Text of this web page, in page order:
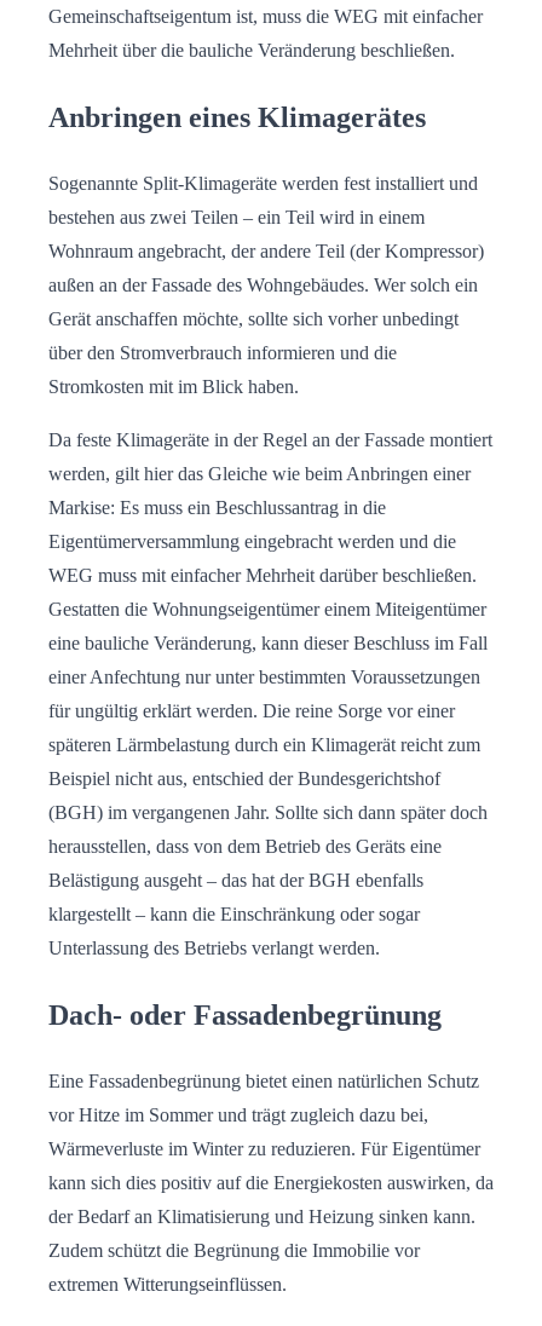
Gemeinschaftseigentum ist, muss die WEG mit einfacher
Mehrheit über die bauliche Veränderung beschließen.
Anbringen eines Klimagerätes
Sogenannte Split-Klimageräte werden fest installiert und
bestehen aus zwei Teilen – ein Teil wird in einem
Wohnraum angebracht, der andere Teil (der Kompressor)
außen an der Fassade des Wohngebäudes. Wer solch ein
Gerät anschaffen möchte, sollte sich vorher unbedingt
über den Stromverbrauch informieren und die
Stromkosten mit im Blick haben.
Da feste Klimageräte in der Regel an der Fassade montiert
werden, gilt hier das Gleiche wie beim Anbringen einer
Markise: Es muss ein Beschlussantrag in die
Eigentümerversammlung eingebracht werden und die
WEG muss mit einfacher Mehrheit darüber beschließen.
Gestatten die Wohnungseigentümer einem Miteigentümer
eine bauliche Veränderung, kann dieser Beschluss im Fall
einer Anfechtung nur unter bestimmten Voraussetzungen
für ungültig erklärt werden. Die reine Sorge vor einer
späteren Lärmbelastung durch ein Klimagerät reicht zum
Beispiel nicht aus, entschied der Bundesgerichtshof
(BGH) im vergangenen Jahr. Sollte sich dann später doch
herausstellen, dass von dem Betrieb des Geräts eine
Belästigung ausgeht – das hat der BGH ebenfalls
klargestellt – kann die Einschränkung oder sogar
Unterlassung des Betriebs verlangt werden.
Dach- oder Fassadenbegrünung
Eine Fassadenbegrünung bietet einen natürlichen Schutz
vor Hitze im Sommer und trägt zugleich dazu bei,
Wärmeverluste im Winter zu reduzieren. Für Eigentümer
kann sich dies positiv auf die Energiekosten auswirken, da
der Bedarf an Klimatisierung und Heizung sinken kann.
Zudem schützt die Begrünung die Immobilie vor
extremen Witterungseinflüssen.